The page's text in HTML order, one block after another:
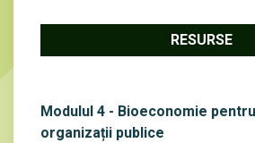
Modulul 4 - Bioeconomie
organizații publice
RESURSE